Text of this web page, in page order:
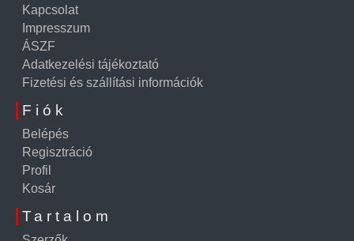
Kapcsolat
Impresszum
ÁSZF
Adatkezelési tájékoztató
Fizetési és szállítási információk
Fiók
Belépés
Regisztráció
Profil
Kosár
Tartalom